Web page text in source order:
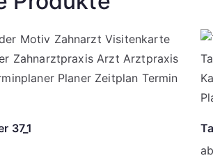
37_1